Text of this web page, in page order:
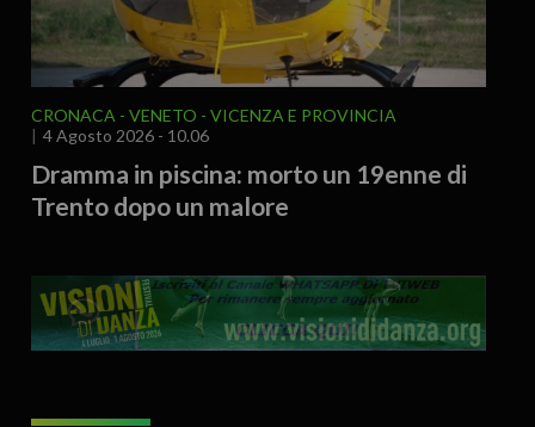
CRONACA VENETO
VICENZA E PROVINCIA
4 Agosto 2026 - 10.06
Dramma in piscina: morto un 19enne di
Trento dopo un malore